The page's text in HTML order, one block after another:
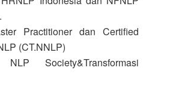
Practitioner dan Certified
(CT.NNLP)
Society&Transformasi